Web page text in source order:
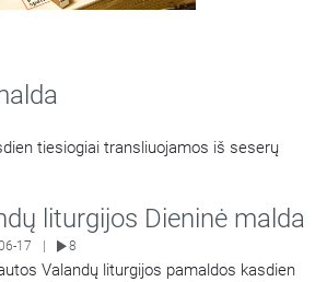
tiesiogiai transliuojamos iš seserų
liturgijos Dieninė malda
17 8
Valandų liturgijos pamaldos kasdien